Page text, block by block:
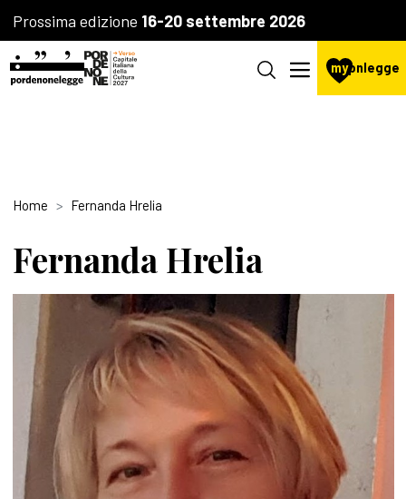
Prossima edizione 16-20 settembre 2026
mypnlegge
Home Fernanda Hrelia
Fernanda Hrelia